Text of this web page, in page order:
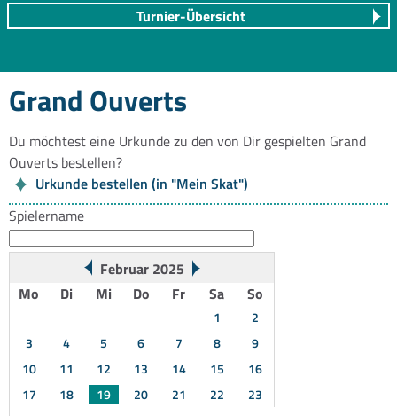
Turnier-Übersicht
Grand Ouverts
Du möchtest eine Urkunde zu den von Dir gespielten Grand
Ouverts bestellen?
Urkunde bestellen (in "Mein Skat")
Spielername
Februar 2025
Mo
Di Mi Do Fr Sa So
1
2
3
4 5 6 7 8
9
10
11 12 13 14 15
16
17
18 19 20 21 22
23